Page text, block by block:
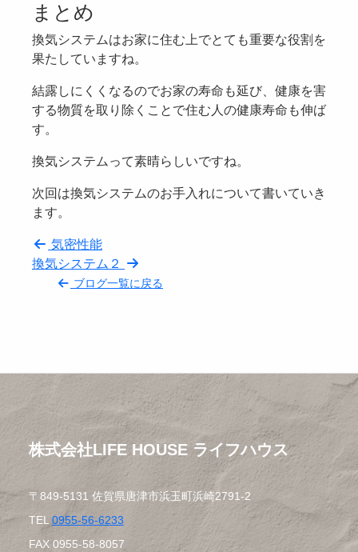
まとめ
換気システムはお家に住む上でとても重要な役割を
果たしていますね。
結露しにくくなるのでお家の寿命も延び、健康を害
する物質を取り除くことで住む人の健康寿命も伸ば
す。
換気システムって素晴らしいですね。
次回は換気システムのお手入れについて書いていき
ます。
気密性能
換気システム２
ブログ一覧に戻る
株式会社LIFE HOUSE ライフハウス
〒849-5131 佐賀県唐津市浜玉町浜崎2791-2
TEL0955-56-6233
FAX 0955-58-8057